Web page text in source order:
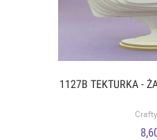
1127B TEKTURKA -